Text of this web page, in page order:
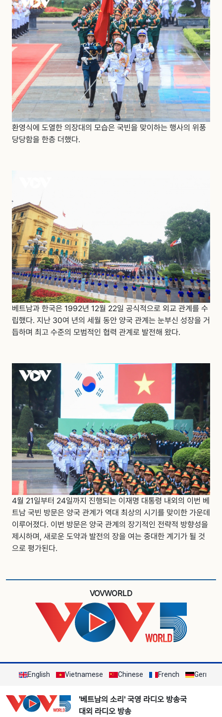
환영식에 도열한 의장대의 모습은 국빈을 맞이하는 행사의 위풍
당당함을 한층 더했다.
베트남과 한국은 1992년 12월 22일 공식적으로 외교 관계를 수
립했다. 지난 30여 년의 세월 동안 양국 관계는 눈부신 성장을 거
듭하며 최고 수준의 모범적인 협력 관계로 발전해 왔다.
4월 21일부터 24일까지 진행되는 이재명 대통령 내외의 이번 베
트남 국빈 방문은 양국 관계가 역대 최상의 시기를 맞이한 가운데
이루어졌다. 이번 방문은 양국 관계의 장기적인 전략적 방향성을
제시하며, 새로운 도약과 발전의 장을 여는 중대한 계기가 될 것
으로 평가된다.
VOVWORLD
English Vietnamese Chinese French German
'베트남의 소리' 국영 라디오 방송국
대외 라디오 방송